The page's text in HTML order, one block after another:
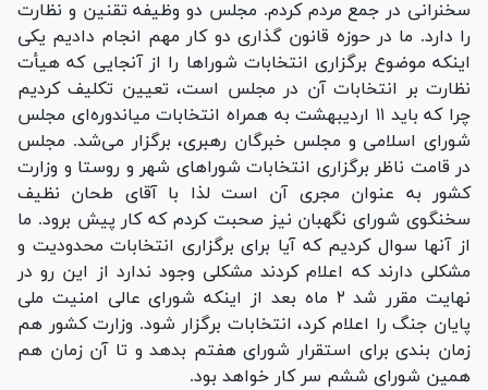
سخنرانی در جمع مردم کردم. مجلس دو وظیفه تقنین و نظارت
را دارد. ما در حوزه قانون گذاری دو کار مهم انجام دادیم یکی
اینکه موضوع برگزاری انتخابات شورا‌ها را از آنجایی که هیأت
نظارت بر انتخابات آن در مجلس است، تعیین تکلیف کردیم
چرا که باید ۱۱ اردیبهشت به همراه انتخابات میاندوره‌ای مجلس
شورای اسلامی و مجلس خبرگان رهبری، برگزار می‌شد. مجلس
در قامت ناظر برگزاری انتخابات شورا‌های شهر و روستا و وزارت
کشور به عنوان مجری آن است لذا با آقای طحان نظیف
سخنگوی شورای نگهبان نیز صحبت کردم که کار پیش برود. ما
از آنها سوال کردیم که آیا برای برگزاری انتخابات محدودیت و
مشکلی دارند که اعلام کردند مشکلی وجود ندارد از این رو در
نهایت مقرر شد ۲ ماه بعد از اینکه شورای عالی امنیت ملی
پایان جنگ را اعلام کرد، انتخابات برگزار شود. وزارت کشور هم
زمان بندی برای استقرار شورای هفتم بدهد و تا آن زمان هم
همین شورای ششم سر کار خواهد بود.